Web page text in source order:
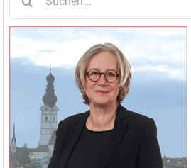
nach: